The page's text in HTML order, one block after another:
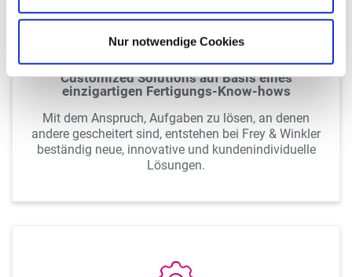
Nur notwendige Cookies
Customized Solutions auf Basis eines
einzigartigen Fertigungs-Know-hows
Mit dem Anspruch, Aufgaben zu lösen, an denen
andere gescheitert sind, entstehen bei Frey & Winkler
beständig neue, innovative und kundenindividuelle
Lösungen.